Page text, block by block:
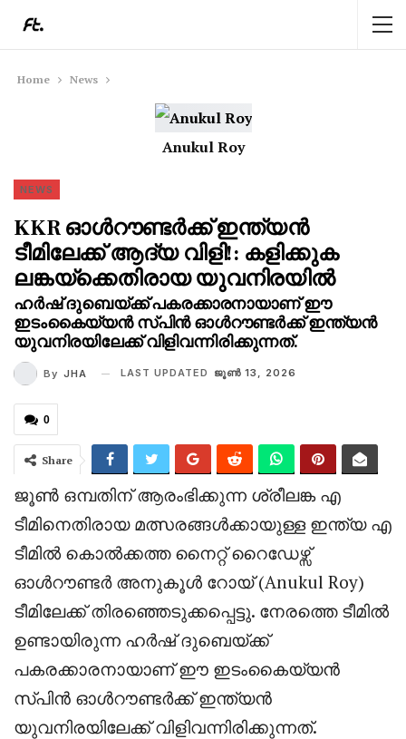
Home News
Anukul Roy
NEWS
KKR ഓൾറൗണ്ടർക്ക് ഇന്ത്യൻ
ടീമിലേക്ക് ആദ്യ വിളി!: കളിക്കുക
ലങ്കയ്‌ക്കെതിരായ യുവനിരയിൽ
ഹർഷ് ദുബെയ്ക്ക് പകരക്കാരനായാണ് ഈ
ഇടംകൈയ്യൻ സ്പിൻ ഓൾറൗണ്ടർക്ക് ഇന്ത്യൻ
യുവനിരയിലേക്ക് വിളിവന്നിരിക്കുന്നത്.
By JHA LAST UPDATED ജൂണ്‍ 13, 2026
0
Share
ജൂൺ ഒമ്പതിന് ആരംഭിക്കുന്ന ശ്രീലങ്ക എ
ടീമിനെതിരായ മത്സരങ്ങൾക്കായുള്ള ഇന്ത്യ എ
ടീമിൽ കൊൽക്കത്ത നൈറ്റ് റൈഡേഴ്സ്
ഓൾറൗണ്ടർ അനുകൂൾ റോയ് (Anukul Roy)
ടീമിലേക്ക് തിരഞ്ഞെടുക്കപ്പെട്ടു. നേരത്തെ ടീമിൽ
ഉണ്ടായിരുന്ന ഹർഷ് ദുബെയ്ക്ക്
പകരക്കാരനായാണ് ഈ ഇടംകൈയ്യൻ
സ്പിൻ ഓൾറൗണ്ടർക്ക് ഇന്ത്യൻ
യുവനിരയിലേക്ക് വിളിവന്നിരിക്കുന്നത്.